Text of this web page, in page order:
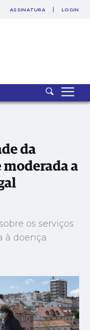
SAIR
ASSINATURA LOGIN
de moderada a
da
moderada a
os serviços
à doença